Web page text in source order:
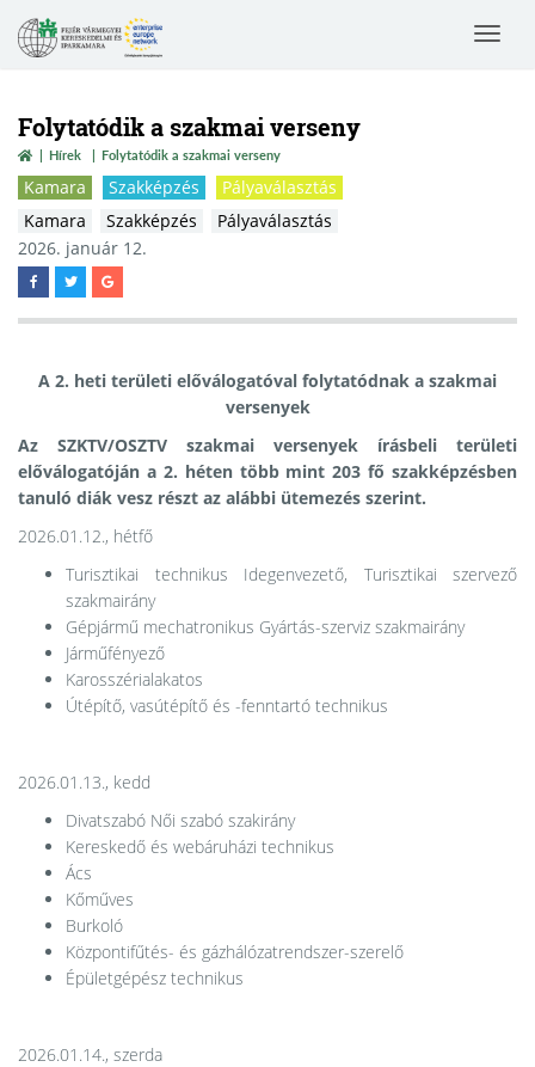
Toggle
Folytatódik a szakmai verseny
Hírek Folytatódik a szakmai verseny
Kamara Szakképzés
Pályaválasztás
Kamara
Szakképzés
Pályaválasztás
2026. január 12.
A 2. heti területi előválogatóval folytatódnak a szakmai
versenyek
Az SZKTV/OSZTV szakmai versenyek írásbeli területi
előválogatóján a 2. héten több mint 203 fő szakképzésben
tanuló diák vesz részt az alábbi ütemezés szerint.
2026.01.12., hétfő
Turisztikai technikus Idegenvezető, Turisztikai szervező
szakmairány
Gépjármű mechatronikus Gyártás-szerviz szakmairány
Járműfényező
Karosszérialakatos
Útépítő, vasútépítő és -fenntartó technikus
2026.01.13., kedd
Divatszabó Női szabó szakirány
Kereskedő és webáruházi technikus
Ács
Kőműves
Burkoló
Központifűtés- és gázhálózatrendszer-szerelő
Épületgépész technikus
2026.01.14., szerda